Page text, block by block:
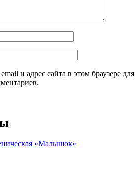
и адрес сайта в этом браузере для